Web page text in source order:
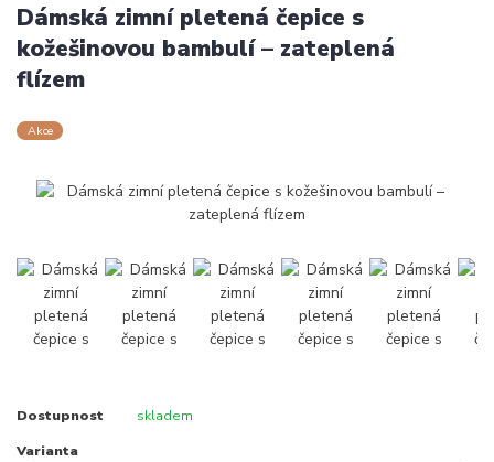
Dámská zimní pletená čepice s
kožešinovou bambulí – zateplená
flízem
Akce
Dostupnost skladem
Varianta